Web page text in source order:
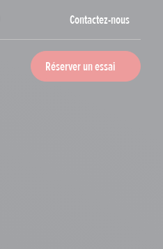
Contactez-nous
Réserver un essai